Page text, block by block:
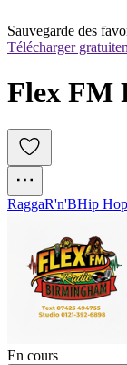
Sauvegarde des
Télécharger
Flex FM
RaggaR'n'BHip Hop
En cours